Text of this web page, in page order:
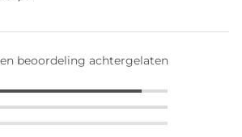
beoordeling achtergelaten